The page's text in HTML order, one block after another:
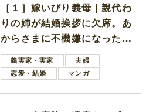
［１］嫁いびり義母｜親代わ
りの姉が結婚挨拶に欠席。あ
からさまに不機嫌になった義
母義実家・実家
夫婦
恋愛・結婚
マンガ